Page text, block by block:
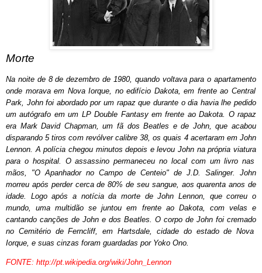
Morte
Na noite de 8 de dezembro de 1980, quando voltava para oapartamento
onde morava em Nova Iorque , no edifício Dakota, em frente ao Central
Park , John foi abordado por um rapazque durante o dia havia lhe pedido
umautógrafo em um LPDouble Fantasyem frente ao Dakota. O rapaz
era Mark David Chapman, um fã dosBeatles e de John, que acabou
disparando 5 tiros com revólvercalibre 38, os quais 4 acertaram em John
Lennon. Apolícia chegou minutos depois e levou John na própriaviatura
para o hospital. O assassino permaneceu no local com um livro nas
mãos, "O Apanhador no Campo de Centeio" de J.D. Salinger. John
morreu após perder cerca de 80% de seu sangue, aos quarenta anos de
idade. Logo após a notícia da morte de John Lennon, que correu o
mundo, uma multidão se juntou em frente ao Dakota, com velas e
cantando canções de John e dos Beatles. O corpo de John foi cremado
no Cemitériode Ferncliff, emHartsdale , cidade do estado deNova
Iorque , e suas cinzas foram guardadas por Yoko Ono
FONTE: http://pt.wikipedia.org/wiki/John_Lennon